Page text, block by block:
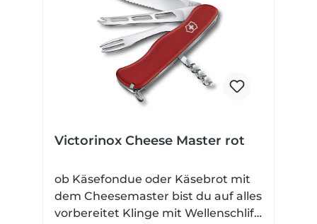
Victorinox Cheese Master rot
ob Käsefondue oder Käsebrot mit
dem Cheesemaster bist du auf alles
vorbereitet Klinge mit Wellenschliff